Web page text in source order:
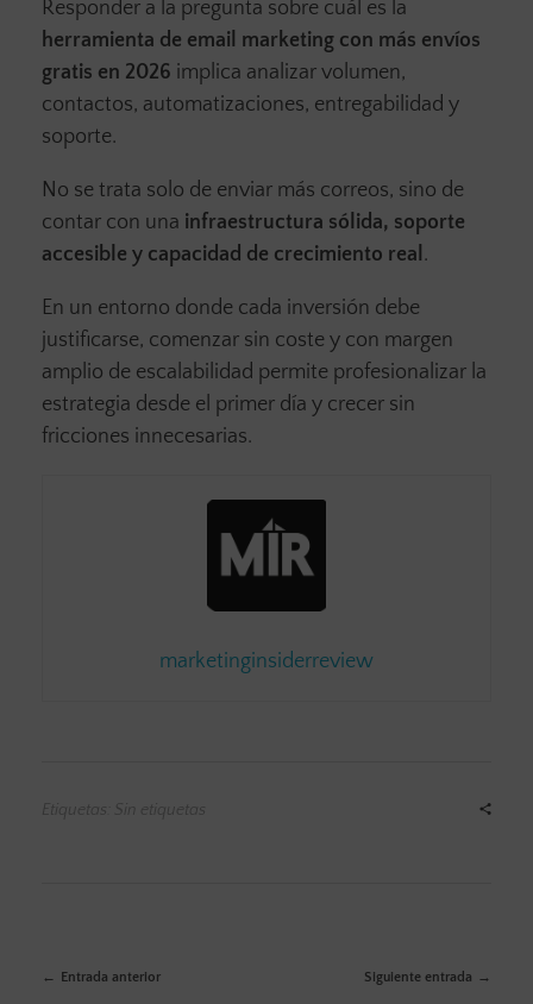
Responder a la pregunta sobre cuál es la
herramienta de email marketing con más envíos
gratis en 2026 implica analizar volumen,
contactos, automatizaciones, entregabilidad y
soporte.
No se trata solo de enviar más correos, sino de
contar con una infraestructura sólida, soporte
accesible y capacidad de crecimiento real.
En un entorno donde cada inversión debe
justificarse, comenzar sin coste y con margen
amplio de escalabilidad permite profesionalizar la
estrategia desde el primer día y crecer sin
fricciones innecesarias.
marketinginsiderreview
Etiquetas: Sin etiquetas
Entrada anterior Siguiente entrada